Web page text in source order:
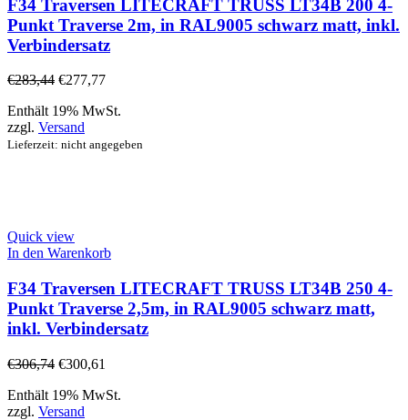
F34 Traversen LITECRAFT TRUSS LT34B 200 4-
Punkt Traverse 2m, in RAL9005 schwarz matt, inkl.
Verbindersatz
€283,44 €277,77
Enthält 19% MwSt.
zzgl. Versand
Lieferzeit: nicht angegeben
Quick view
In den Warenkorb
F34 Traversen LITECRAFT TRUSS LT34B 250 4-
Punkt Traverse 2,5m, in RAL9005 schwarz matt,
inkl. Verbindersatz
€306,74 €300,61
Enthält 19% MwSt.
zzgl. Versand